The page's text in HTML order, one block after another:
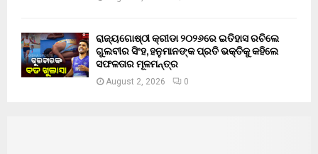
ରାଜ୍ୟଗୋଷ୍ଠୀ କ୍ରୀଡା ୨୦୨୬ରେ ଇତିହାସ ରଚିଲେ
ଗୁଲବୀର ସିଂହ, ହନୁମାନଙ୍କ ପ୍ରତି ଭକ୍ତିକୁ କହିଲେ
ସଫଳତାର ମୂଳମନ୍ତ୍ର
August 2, 2026 0